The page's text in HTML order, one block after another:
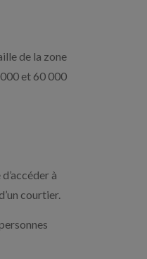
de la zone
et 60 000
à
courtier.